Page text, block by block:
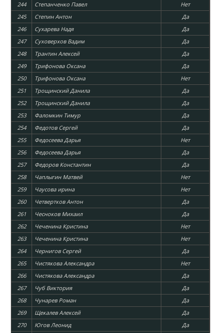
244
Степанченко Павел
Нет
245
Степин Антон
Да
246
Сухарева Надя
Да
247
Суховерхов Вадим
Да
248
Трантин Алексей
Да
249
Трифонова Оксана
Да
250
Трифонова Оксана
Нет
251
Трощинский Данила
Да
252
Трощинский Данила
Да
253
Фаломкин Тимур
Да
254
Федотов Сергей
Да
255
Федосеева Дарья
Нет
256
Федосеева Дарья
Да
257
Федоров Константин
Да
258
Чаплыгин Матвей
Нет
259
Чаусова ирина
Нет
260
Четвертков Антон
Да
261
Чесноков Михаил
Да
262
Чеченина Кристина
Нет
263
Чеченина Кристина
Нет
264
Чернигов Сергей
Да
265
Чистякова Александра
Нет
266
Чистякова Александра
Да
267
Чуб Виктория
Да
268
Чунарев Роман
Да
269
Щекалев Алексей
Да
270
Югов Леонид
Да